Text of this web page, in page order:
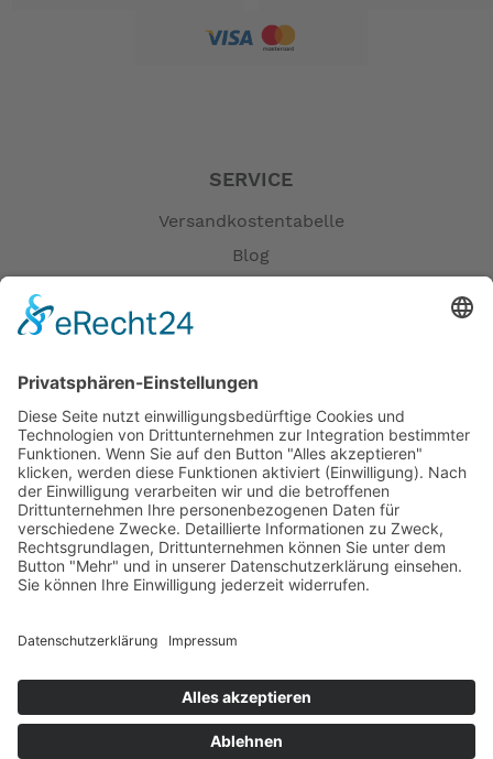
SERVICE
Versandkostentabelle
Blog
Öffnungszeiten
Versandpartner
Verfügbarkeiten
Zahlung und Versand
Datenschutz
Fernabsatz
Widerrufsrecht MS
Kontakt
Garantiefall